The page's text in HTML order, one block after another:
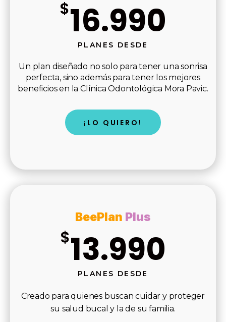
$16.990
PLANES DESDE
Un plan diseñado no solo para tener una sonrisa
perfecta, sino además para tener los mejores
beneficios en la Clínica Odontológica Mora Pavic.
¡LO QUIERO!
BeePlan Plus
$13.990
PLANES DESDE
Creado para quienes buscan cuidar y proteger
su salud bucal y la de su familia.